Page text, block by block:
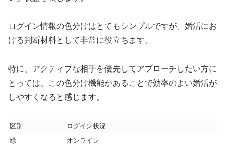
ログイン情報の色分けはとてもシンプルですが、婚活にお
ける判断材料として非常に役立ちます。
特に、アクティブな相手を優先してアプローチしたい方に
とっては、この色分け機能があることで効率のよい婚活が
しやすくなると感じます。
区別
ログイン状況
緑
オンライン